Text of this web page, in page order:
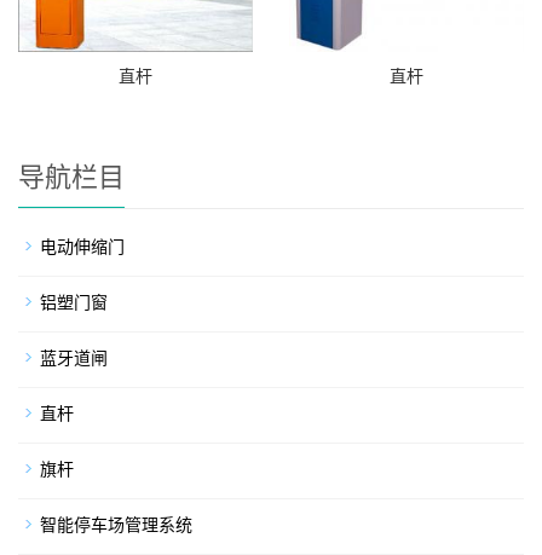
直杆 直杆
导航栏目
电动伸缩门
铝塑门窗
蓝牙道闸
直杆
旗杆
智能停车场管理系统